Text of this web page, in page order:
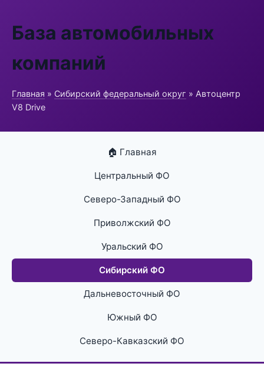
База автомобильных
компаний
Главная » Сибирский федеральный округ » Автоцентр
V8 Drive
🏠 Главная
Центральный ФО
Северо-Западный ФО
Приволжский ФО
Уральский ФО
Сибирский ФО
Дальневосточный ФО
Южный ФО
Северо-Кавказский ФО